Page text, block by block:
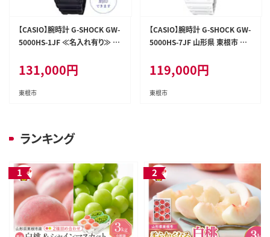
【CASIO】腕時計 G-SHOCK GW-
5000HS-1JF ≪名入れ有り≫ 山
131,000円
東根市
【CASIO】腕時計 G-SHOCK GW-
5000HS-7JF 山形県 東根市 hi0
119,000円
東根市
ランキング